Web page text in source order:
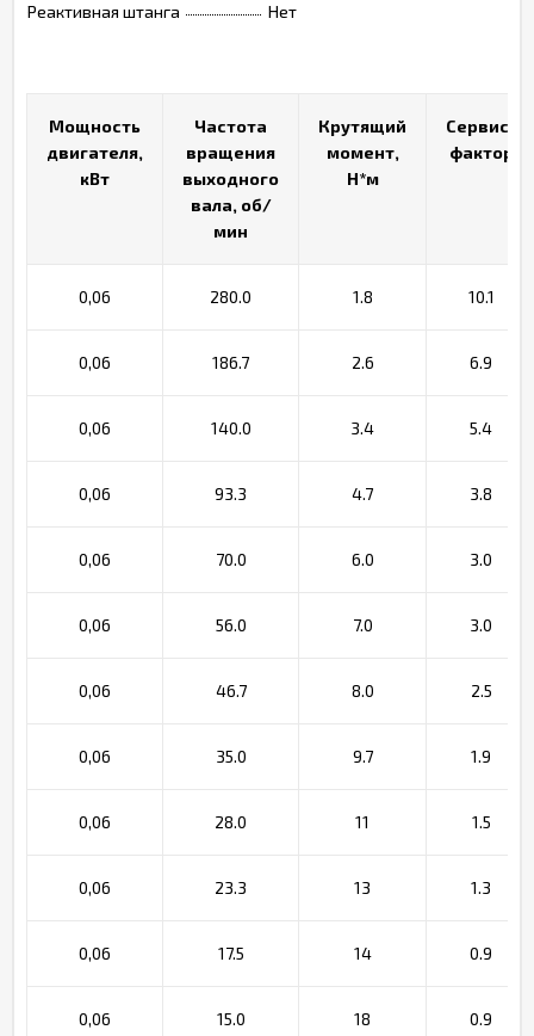
Реактивная штанга
Нет
Мощность
двигателя,
кВт
Частота
вращения
выходного
вала, об/
мин
Крутящий
момент,
Н*м
Сервис-
фактор
0,06 280.0 1.8 10.1
0,06 186.7 2.6 6.9
0,06 140.0 3.4 5.4
0,06 93.3 4.7 3.8
0,06 70.0 6.0 3.0
0,06 56.0 7.0 3.0
0,06 46.7 8.0 2.5
0,06 35.0 9.7 1.9
0,06 28.0 11 1.5
0,06 23.3 13 1.3
0,06 17.5 14 0.9
0,06 15.0 18 0.9
Мощность
двигателя,
кВт
Частота
вращения
выходного
вала, об/
мин
Крутящий
момент,
Н*м
Сервис-
фактор